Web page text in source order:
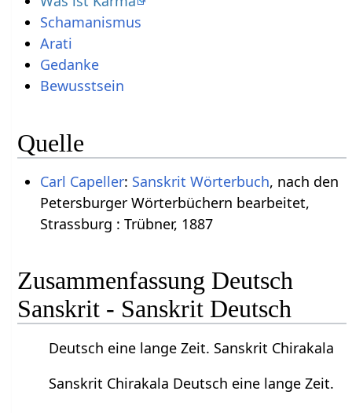
Schamanismus
Arati
Gedanke
Bewusstsein
Quelle
Carl Capeller: Sanskrit Wörterbuch, nach den
Petersburger Wörterbüchern bearbeitet,
Strassburg : Trübner, 1887
Zusammenfassung Deutsch
Sanskrit - Sanskrit Deutsch
Deutsch eine lange Zeit. Sanskrit Chirakala
Sanskrit Chirakala Deutsch eine lange Zeit.